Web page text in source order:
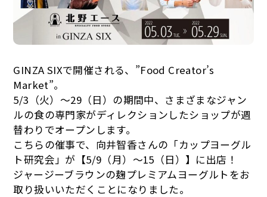
GINZA SIXで開催される、”Food Creator’s
Market”。
5/3（火）〜29（日）の期間中、さまざまなジャン
ルの食の専門家がディレクションしたショップが週
替わりでオープンします。
こちらの催事で、向井智香さんの「カップヨーグル
ト研究会」が【5/9（月）〜15（日）】に出店！
ジャージーブラウンの麹プレミアムヨーグルトをお
取り扱いいただくことになりました。